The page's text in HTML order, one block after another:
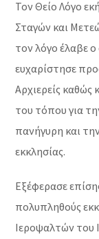
Τον Θείο Λόγο
Σταγών και
τον λόγο έλαβε ο
ευχαρίστησε
Αρχιερείς καθώς
του τόπου για
πανήγυρη και
εκκλησίας.
Εξέφερασε
πολυπληθούς
Ιεροψαλτών του